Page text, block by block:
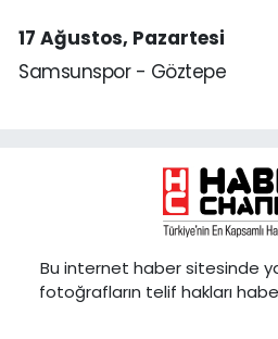
17 Ağustos, Pazartesi
Samsunspor - Göztepe
Bu internet haber sitesinde
fotoğrafların telif hakları